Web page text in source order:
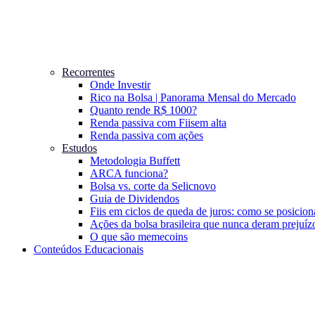
Recorrentes
Onde Investir
Rico na Bolsa | Panorama Mensal do Mercado
Quanto rende R$ 1000?
Renda passiva com Fiisem alta
Renda passiva com ações
Estudos
Metodologia Buffett
ARCA funciona?
Bolsa vs. corte da Selicnovo
Guia de Dividendos
Fiis em ciclos de queda de juros: como se
Ações da bolsa brasileira que nunca deram
O que são memecoins
Conteúdos Educacionais